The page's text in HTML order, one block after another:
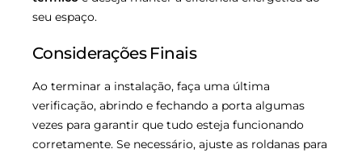
seu espaço.
Considerações Finais
Ao terminar a instalação, faça uma última
verificação, abrindo e fechando a porta algumas
vezes para garantir que tudo esteja funcionando
corretamente. Se necessário, ajuste as roldanas para